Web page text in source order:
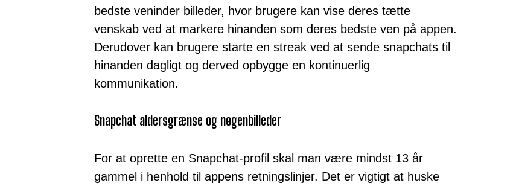
bedste veninder billeder, hvor brugere kan vise deres tætte
venskab ved at markere hinanden som deres bedste ven på appen.
Derudover kan brugere starte en streak ved at sende snapchats til
hinanden dagligt og derved opbygge en kontinuerlig
kommunikation.
Snapchat aldersgrænse og nøgenbilleder
For at oprette en Snapchat-profil skal man være mindst 13 år
gammel i henhold til appens retningslinjer. Det er vigtigt at huske